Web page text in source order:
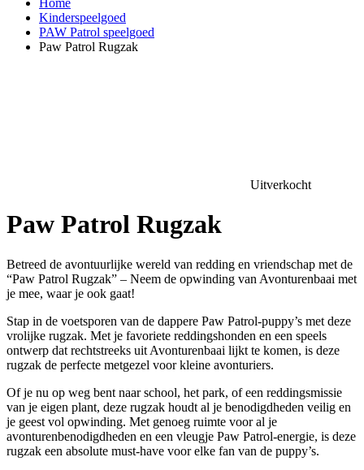
Home
Kinderspeelgoed
PAW Patrol speelgoed
Paw Patrol Rugzak
Uitverkocht
Paw Patrol Rugzak
Betreed de avontuurlijke wereld van redding en vriendschap met de
“Paw Patrol Rugzak” – Neem de opwinding van Avonturenbaai met
je mee, waar je ook gaat!
Stap in de voetsporen van de dappere Paw Patrol-puppy’s met deze
vrolijke rugzak. Met je favoriete reddingshonden en een speels
ontwerp dat rechtstreeks uit Avonturenbaai lijkt te komen, is deze
rugzak de perfecte metgezel voor kleine avonturiers.
Of je nu op weg bent naar school, het park, of een reddingsmissie
van je eigen plant, deze rugzak houdt al je benodigdheden veilig en
je geest vol opwinding. Met genoeg ruimte voor al je
avonturenbenodigdheden en een vleugje Paw Patrol-energie, is deze
rugzak een absolute must-have voor elke fan van de puppy’s.